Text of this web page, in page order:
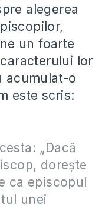
alegerea
un foarte
lor
acumulat-o
este scris:
„Dacă
doreşte
ca episcopul
unei